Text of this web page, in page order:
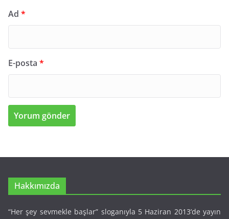
Ad *
E-posta *
Hakkımızda
“Her şey sevmekle başlar” sloganıyla 5 Haziran 2013’de yayın